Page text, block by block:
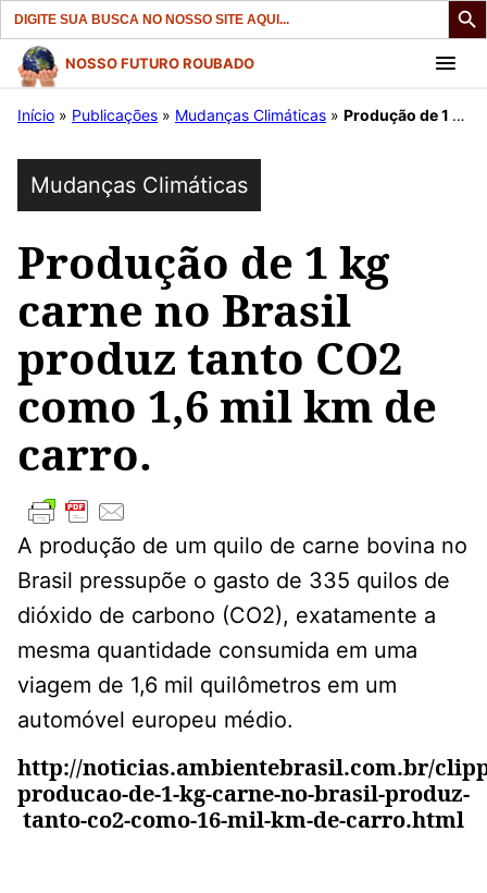
Search
for:
Pular
para
conteúdo
NOSSO FUTURO ROUBADO
Início » Publicações » Mudanças Climáticas » Produção de 1 kg carne no Brasil produz tanto CO2 como 1,6 mil km de carro.
Mudanças Climáticas
Produção de 1 kg
carne no Brasil
produz tanto CO2
como 1,6 mil km de
carro.
A produção de um quilo de carne bovina no
Brasil pressupõe o gasto de 335 quilos de
dióxido de carbono (CO2), exatamente a
mesma quantidade consumida em uma
viagem de 1,6 mil quilômetros em um
automóvel europeu médio.
http://noticias.ambientebrasil.com.br/
producao-de-1-kg-carne-no-brasil-produz-
tanto-co2-como-16-mil-km-de-carro.html